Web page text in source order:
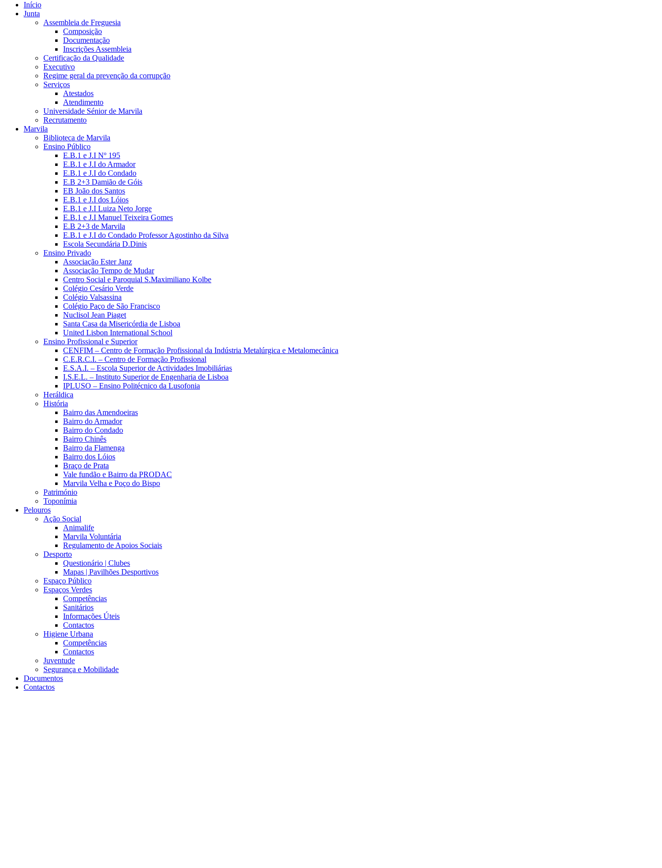
Início
Junta
Assembleia de Freguesia
Composição
Documentação
Inscrições Assembleia
Certificação da Qualidade
Executivo
Regime geral da prevenção da corrupção
Serviços
Atestados
Atendimento
Universidade Sénior de Marvila
Recrutamento
Marvila
Biblioteca de Marvila
Ensino Público
E.B.1 e J.I Nº 195
E.B.1 e J.I do Armador
E.B.1 e J.I do Condado
E.B 2+3 Damião de Góis
EB João dos Santos
E.B.1 e J.I dos Lóios
E.B.1 e J.I Luiza Neto Jorge
E.B.1 e J.I Manuel Teixeira Gomes
E.B 2+3 de Marvila
E.B.1 e J.I do Condado Professor Agostinho da Silva
Escola Secundária D.Dinis
Ensino Privado
Associação Ester Janz
Associação Tempo de Mudar
Centro Social e Paroquial S.Maximiliano Kolbe
Colégio Cesário Verde
Colégio Valsassina
Colégio Paço de São Francisco
Nuclisol Jean Piaget
Santa Casa da Misericórdia de Lisboa
United Lisbon International School
Ensino Profissional e Superior
CENFIM – Centro de Formação Profissional da Indústria Metalúrgica e Metalomecânica
C.E.R.C.I. – Centro de Formação Profissional
E.S.A.I. – Escola Superior de Actividades Imobiliárias
I.S.E.L. – Instituto Superior de Engenharia de Lisboa
IPLUSO – Ensino Politécnico da Lusofonia
Heráldica
História
Bairro das Amendoeiras
Bairro do Armador
Bairro do Condado
Bairro Chinês
Bairro da Flamenga
Bairro dos Lóios
Braço de Prata
Vale fundão e Bairro da PRODAC
Marvila Velha e Poço do Bispo
Património
Toponímia
Pelouros
Ação Social
Animalife
Marvila Voluntária
Regulamento de Apoios Sociais
Desporto
Questionário | Clubes
Mapas | Pavilhões Desportivos
Espaço Público
Espaços Verdes
Competências
Sanitários
Informações Úteis
Contactos
Higiene Urbana
Competências
Contactos
Juventude
Segurança e Mobilidade
Documentos
Contactos